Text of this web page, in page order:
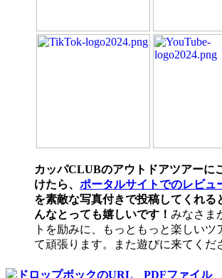
カッパCLUBのアウトドアツアーに
けたら、 ポータルサイトでのレビュ
を素敵な写真付きで投稿してくれる
んなとっても嬉しいです！ みなさま
トを励みに、もっともっと楽しいツ
て頑張ります。また遊びに来てくだ